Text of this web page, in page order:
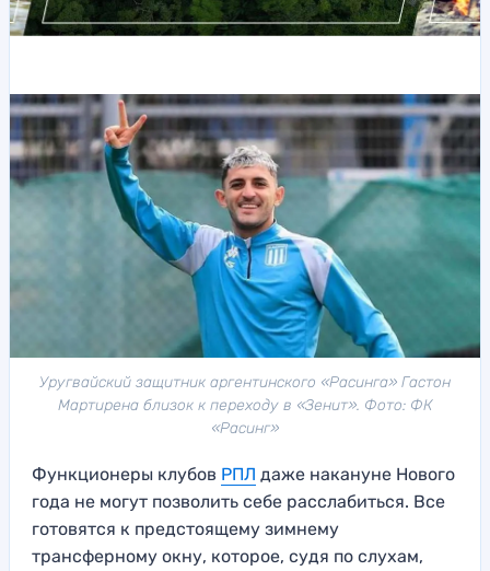
Уругвайский защитник аргентинского «Расинга» Гастон
Мартирена близок к переходу в «Зенит». Фото: ФК
«Расинг»
Функционеры клубов РПЛ даже накануне Нового
года не могут позволить себе расслабиться. Все
готовятся к предстоящему зимнему
трансферному окну, которое, судя по слухам,